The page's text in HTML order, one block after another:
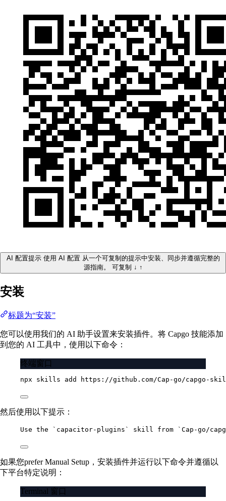
AI 配置提示 使用 AI 配置 从一个可复制的提示中安装、同步并遵循完整的
源指南。
可复制 ↓ ↑
安装
标题为“安装”
您可以使用我们的 AI 助手设置来安装插件。将 Capgo 技能添加
到您的 AI 工具中，使用以下命令：
终端窗口
npx skills add https://github.com/Cap-go/capgo-
然后使用以下提示：
Use the `capacitor-plugins` skill from `Cap-go/
如果您prefer Manual Setup，安装插件并运行以下命令并遵循以
下平台特定说明：
Terminal 窗口